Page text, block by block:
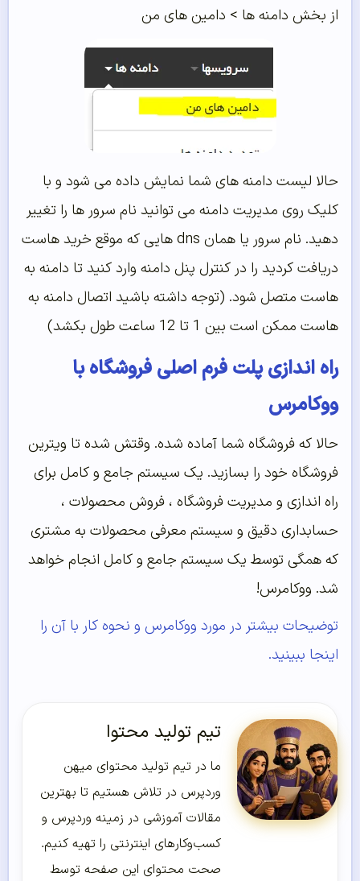
از بخش دامنه ها > دامین های من
حالا لیست دامنه های شما نمایش داده می شود و با
کلیک روی مدیریت دامنه می توانید نام سرور ها را تغییر
دهید. نام سرور یا همان dns هایی که موقع خرید هاست
دریافت کردید را در کنترل پنل دامنه وارد کنید تا دامنه به
هاست متصل شود. (توجه داشته باشید اتصال دامنه به
هاست ممکن است بین 1 تا 12 ساعت طول بکشد)
راه اندازی پلت فرم اصلی فروشگاه با
ووکامرس
حالا که فروشگاه شما آماده شده. وقتش شده تا ویترین
فروشگاه خود را بسازید. یک سیستم جامع و کامل برای
راه اندازی و مدیریت فروشگاه ، فروش محصولات ،
حسابداری دقیق و سیستم معرفی محصولات به مشتری
که همگی توسط یک سیستم جامع و کامل انجام خواهد
شد. ووکامرس!
توضیحات بیشتر در مورد ووکامرس و نحوه کار با آن را
اینجا ببینید.
تیم تولید محتوا
ما در تیم تولید محتوای میهن
وردپرس در تلاش هستیم تا بهترین
مقالات آموزشی در زمینه وردپرس و
کسب‌و‌کارهای اینترنتی را تهیه کنیم.
صحت محتوای این صفحه توسط